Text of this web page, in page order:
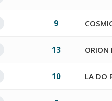
9
13 ORION
10 LA DO